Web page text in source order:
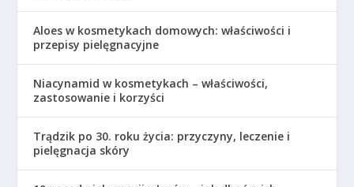
Aloes w kosmetykach domowych: właściwości i
przepisy pielęgnacyjne
Niacynamid w kosmetykach – właściwości,
zastosowanie i korzyści
Trądzik po 30. roku życia: przyczyny, leczenie i
pielęgnacja skóry